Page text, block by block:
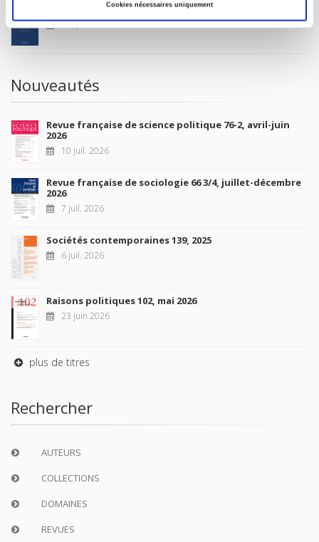
Cookies nécessaires uniquement
La France et l'Union européenne
4 sept. 2026
Nouveautés
Revue française de science politique 76-2, avril-juin
2026
10 juil. 2026
Revue française de sociologie 66 3/4, juillet-décembre
2026
7 juil. 2026
Sociétés contemporaines 139, 2025
6 juil. 2026
Raisons politiques 102, mai 2026
23 juin 2026
plus de titres
Rechercher
AUTEURS
COLLECTIONS
DOMAINES
REVUES